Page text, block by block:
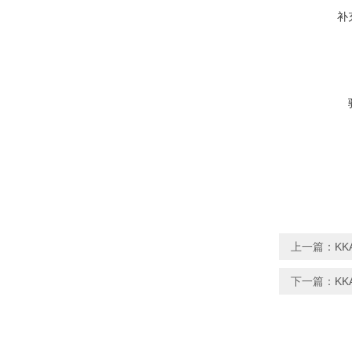
补
上一篇：
下一篇：